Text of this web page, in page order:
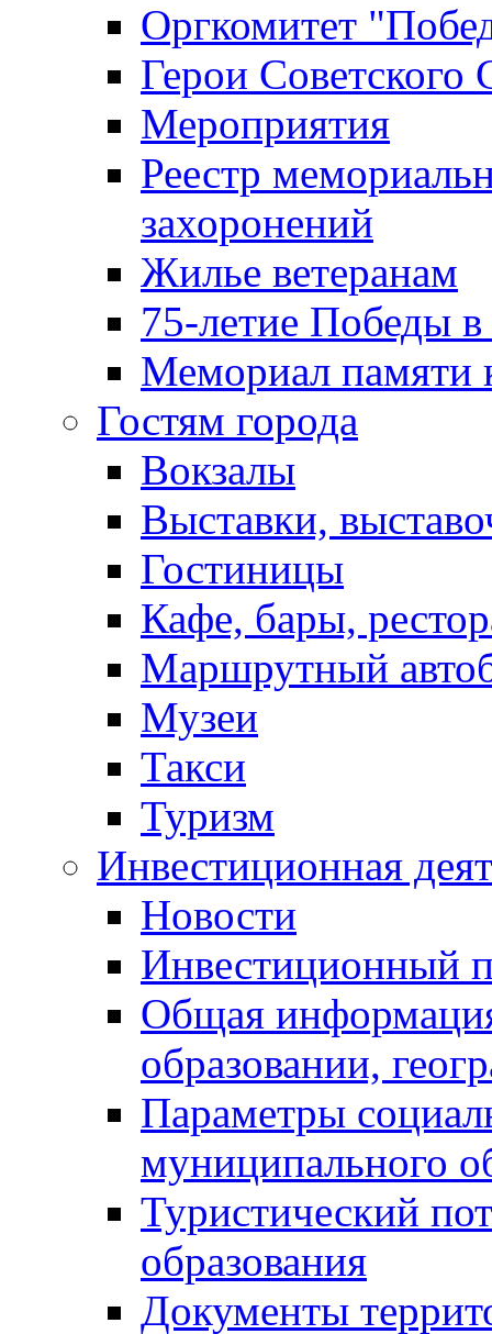
Оргкомитет
Герои Советского
Мероприятия
Реестр
захоронений
Жилье ветеранам
75-летие Победы
Мемориал памяти
Гостям города
Вокзалы
Выставки,
Гостиницы
Кафе, бары,
Маршрутный
Музеи
Такси
Туризм
Инвестиционная
Новости
Инвестиционный
Общая
образовании,
Параметры
муниципального
Туристический
образования
Документы